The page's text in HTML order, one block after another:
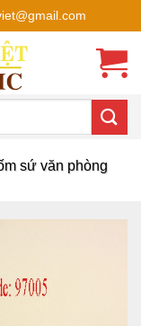
sứ văn phòng